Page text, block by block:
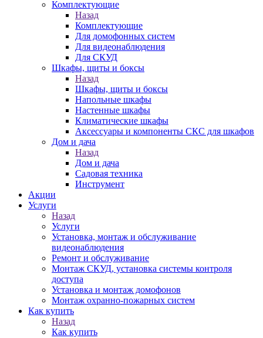
Комплектующие
Назад
Комплектующие
Для домофонных систем
Для видеонаблюдения
Для СКУД
Шкафы, щиты и боксы
Назад
Шкафы, щиты и боксы
Напольные шкафы
Настенные шкафы
Климатические шкафы
Аксессуары и компоненты СКС для шкафов
Дом и дача
Назад
Дом и дача
Садовая техника
Инструмент
Акции
Услуги
Назад
Услуги
Установка, монтаж и обслуживание
видеонаблюдения
Ремонт и обслуживание
Монтаж СКУД, установка системы контроля
доступа
Установка и монтаж домофонов
Монтаж охранно-пожарных систем
Как купить
Назад
Как купить